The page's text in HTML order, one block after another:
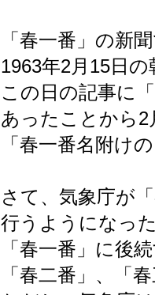
「春一番」の新
1963年2月15日
この日の記事に
あったことから2
「春一番名附け
さて、気象庁が
行うようになっ
「春一番」に後
「春二番」、「